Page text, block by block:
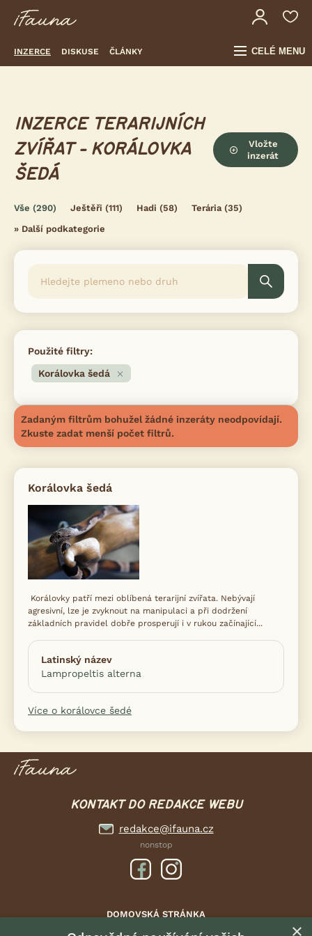
INZERCE DISKUSE ČLÁNKY CELÉ MENU
INZERCE TERARIJNÍCH
ZVÍŘAT - KORÁLOVKA
ŠEDÁ
Vložte
inzerát
Vše (290) Ještěři (111) Hadi (58) Terária(35)
» Další podkategorie
Použité filtry:
Korálovka šedá
Zadaným filtrům bohužel žádné inzeráty neodpovídají.
Zkuste zadat menší počet filtrů.
Korálovka šedá
Korálovky patří mezi oblíbená terarijní zvířata. Nebývají
agresivní, lze je zvyknout na manipulaci a při dodržení
základních pravidel dobře prosperují i v rukou začínající...
Latinský název
Lampropeltis alterna
Více o korálovce šedé
KONTAKT DO REDAKCE WEBU
redakce@ifauna.cz
nonstop
DOMOVSKÁ STRÁNKA
INZERCE
×